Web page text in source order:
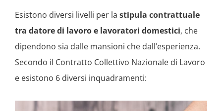
Esistono diversi livelli per la stipula contrattuale
tra datore di lavoro e lavoratori domestici, che
dipendono sia dalle mansioni che dall’esperienza.
Secondo il Contratto Collettivo Nazionale di Lavoro
e esistono 6 diversi inquadramenti: